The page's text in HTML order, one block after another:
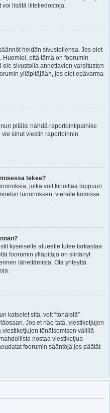
voi lisätä liitetiedostoja.
heidän sivustollensa. Jos olet
että tämä on foorumin
sivustolla annettavien varoitusten
ylläpitäjään, jos olet epävarma
pitäisi nähdä raportointipainike
sinut viestin raportoinnin
tekee?
jotka voit kirjoittaa loppuun
luonnoksen, vieraile komissa
kyseiselle alueelle tulee tarkastaa
foorumin ylläpitäjä on siirtänyt
lähettämistä. Ota yhteyttä
katselet sitä, voit “tönäistä”
Jos et näe tätä, viestiketjujen
tönäisemisen välillä
nostaa viestiketjua
foorumin sääntöjä jos päätät